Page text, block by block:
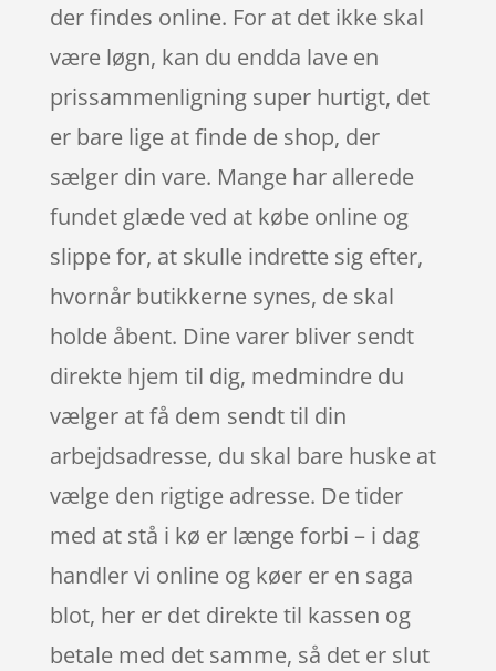
der findes online. For at det ikke skal
være løgn, kan du endda lave en
prissammenligning super hurtigt, det
er bare lige at finde de shop, der
sælger din vare. Mange har allerede
fundet glæde ved at købe online og
slippe for, at skulle indrette sig efter,
hvornår butikkerne synes, de skal
holde åbent. Dine varer bliver sendt
direkte hjem til dig, medmindre du
vælger at få dem sendt til din
arbejdsadresse, du skal bare huske at
vælge den rigtige adresse. De tider
med at stå i kø er længe forbi – i dag
handler vi online og køer er en saga
blot, her er det direkte til kassen og
betale med det samme, så det er slut